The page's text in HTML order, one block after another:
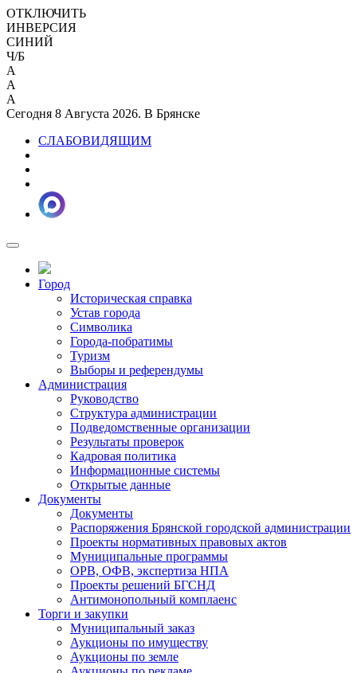
ОТКЛЮЧИТЬ
ИНВЕРСИЯ
СИНИЙ
Ч/Б
A
A
A
Сегодня 8 Августа 2026. В Брянске
СЛАБОВИДЯЩИМ
Город
Историческая справка
Устав города
Символика
Города-побратимы
Туризм
Выборы и референдумы
Администрация
Руководство
Структура администрации
Подведомственные организации
Результаты проверок
Кадровая политика
Информационные системы
Открытые данные
Документы
Документы
Распоряжения Брянской городской администрации
Проекты нормативных правовых актов
Муниципальные программы
ОРВ, ОФВ, экспертиза НПА
Проекты решений БГСНД
Антимонопольный комплаенс
Торги и закупки
Муниципальный заказ
Аукционы по имуществу
Аукционы по земле